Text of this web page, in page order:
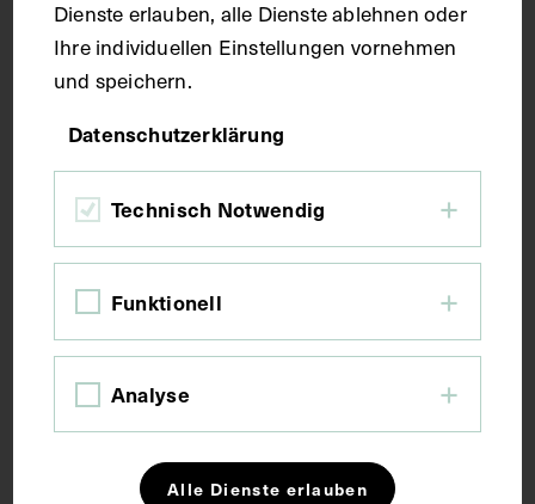
Kurzbeschreibung
Distaler Oberarmknochen (Humerus),
(Radius) und Knochen der Hand der rechten Seite
von vorne. Musculus flexor digitorum profundus
(tiefer Fingerbeuger) mit seinen Musculi
lumbricales.
Schlagwörter
Anatomie Handknochen
Dienste erlauben, alle Dienste ablehnen oder
Ihre individuellen Einstellungen vornehmen
und speichern.
Datenschutzerklärung
Technisch Notwendig
Funktionell
Analyse
Alle Dienste erlauben